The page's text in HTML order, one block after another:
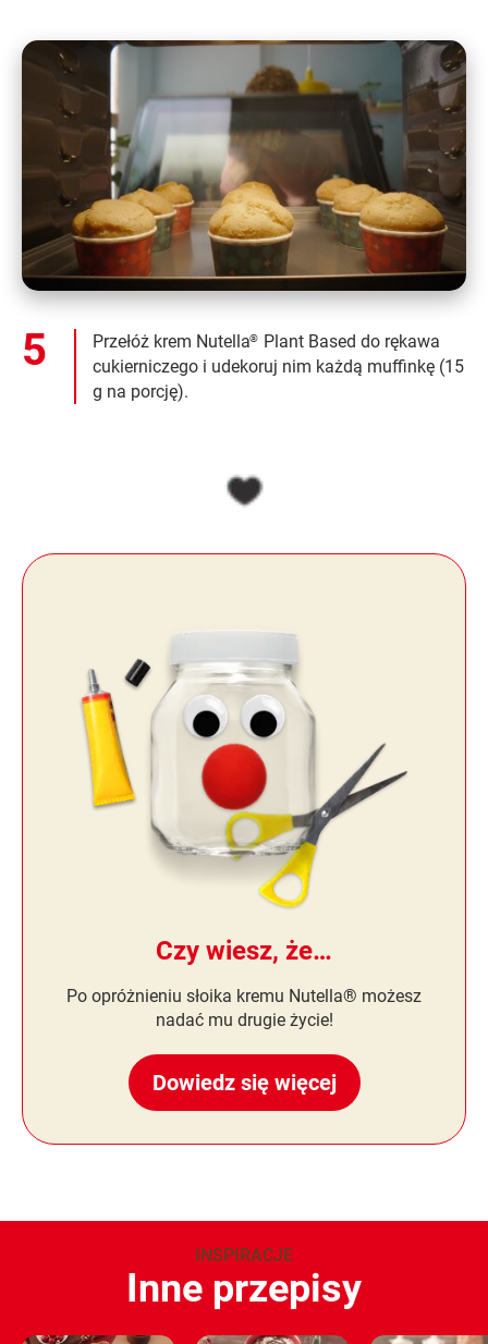
Przełóż krem Nutella® Plant Based do rękawa
cukierniczego i udekoruj nim każdą muffinkę (15
g na porcję).
Czy wiesz, że…
Po opróżnieniu słoika kremu Nutella® możesz
nadać mu drugie życie!
Dowiedz się więcej
INSPIRACJE
Inne przepisy